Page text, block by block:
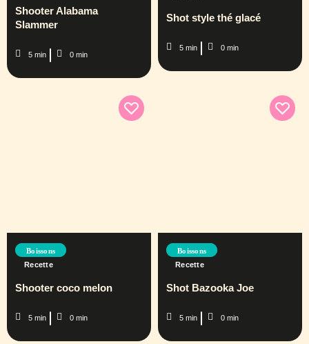
Shooter Alabama
Slammer
5 min 0 min
Shot style thé glacé
5 min 0 min
Boissons
Recette
Shooter coco melon
5 min 0 min
Boissons
Recette
Shot Bazooka Joe
5 min 0 min